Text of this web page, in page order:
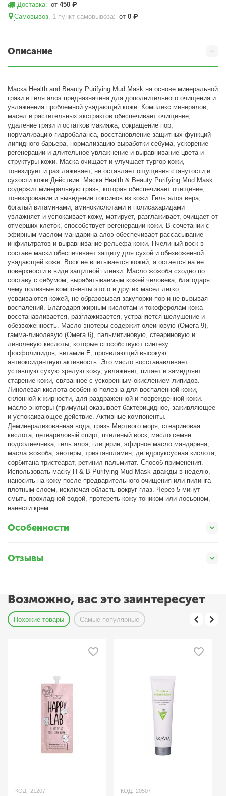
Доставка: от450 ₽
Самовывоз, 1 пункт самовывоза: от0 ₽
Описание
Маска Health and Beauty Purifying Mud Mask на основе минеральной
грязи и геля алоэ предназначена для дополнительного очищения и
увлажнения проблемной увядающей кожи. Комплекс минералов,
масел и растительных экстрактов обеспечивает очищение,
удаление грязи и остатков макияжа, сокращение пор,
нормализацию гидробаланса, восстановление защитных функций
липидного барьера, нормализацию выработки себума, ускорение
регенерации и длительное увлажнение и выравнивание цвета и
структуры кожи. Маска очищает и улучшает тургор кожи,
тонизирует и разглаживает, не оставляет ощущения стянутости и
сухости кожи.Действие. Маска Health & Beauty Purifying Mud Mask
содержит минеральную грязь, которая обеспечивает очищение,
тонизирование и выведение токсинов из кожи. Гель алоэ вера,
богатый витаминами, аминокислотами и полисахаридами
увлажняет и успокаивает кожу, матирует, разглаживает, очищает от
отмерших клеток, способствует регенерации кожи. В сочетании с
эфирным маслом мандарина алоэ обеспечивает рассасывание
инфильтратов и выравнивание рельефа кожи. Пчелиный воск в
составе маски обеспечивает защиту для сухой и обезвоженной
увядающей кожи. Воск не впитывается кожей, а остается на ее
поверхности в виде защитной пленки. Масло жожоба сходно по
составу с себумом, вырабатываемым кожей человека, благодаря
чему полезные компоненты этого и других масел легко
усваиваются кожей, не образовывая закупорки пор и не вызывая
воспалений. Благодаря жирным кислотам и токоферолам кожа
восстанавливается, разглаживается, устраняется шелушение и
обезвоженность. Масло энотеры содержит олеиновую (Омега 9),
гамма-линолевую (Омега 6), пальмитиновую, стеариновую и
линолевую кислоты, которые способствуют синтезу
фосфолипидов, витамин Е, проявляющий высокую
антиоксидантную активность. Это масло восстанавливает
уставшую сухую зрелую кожу, увлажняет, питает и замедляет
старение кожи, связанное с ускоренным окислением липидов.
Линолевая кислота особенно полезна для воспаленной кожи,
склонной к жирности, для раздраженной и поврежденной кожи.
масло энотеры (примулы) оказывает бактерицидное, заживляющее
и успокаивающее действие. Активные компоненты.
Деминерализованная вода, грязь Мертвого моря, стеариновая
кислота, цетеариловый спирт, пчелиный воск, масло семян
подсолнечника, гель алоэ, глицерин, эфирное масло мандарина,
масла жожоба, энотеры, триэтаноламин, дегидроуксусная кислота,
сорбитана тристеарат, ретинил пальмитат. Способ применения.
Использовать маску H & B Purifying Mud Mask дважды в неделю,
наносить на кожу после предварительного очищения или пилинга
плотным слоем, исключая область вокруг глаз. Через 5 минут
смыть прохладной водой, протереть кожу тоником или лосьоном,
нанести крем.
Особенности
Отзывы
Возможно, вас это заинтересует
Похожие товары Самые популярные
КОД: 21207 КОД: 20507